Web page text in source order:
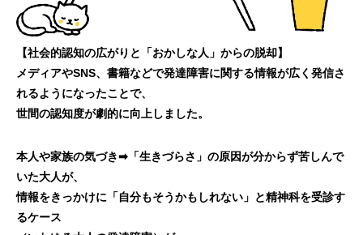
【社会的認知の広がりと「おかしな人」からの脱却】
メディアやSNS、書籍などで発達障害に関する情報が広く発信さ
れるようになったことで、
世間の認知度が劇的に向上しました。
本人や家族の気づき➡「生きづらさ」の原因が分からず苦しんで
いた大人が、
情報をきっかけに「自分もそうかもしれない」と精神科を受診す
るケース